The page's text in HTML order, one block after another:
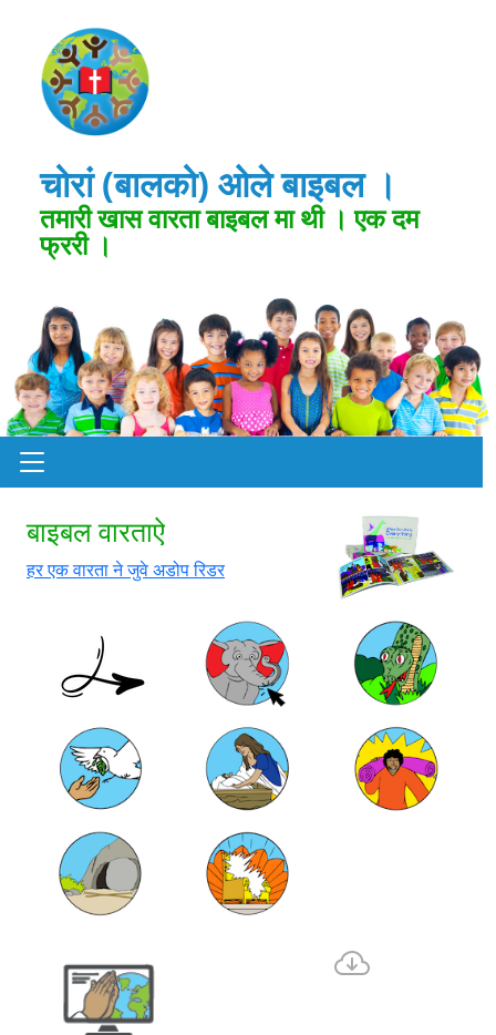
चोरां (बालको) ओले बाइबल ।
तमारी खास वारता बाइबल मा थी । एक दम
फ्ररी ।
बाइबल वारताऐ
हर एक वारता ने जुवे अडोप रिडर